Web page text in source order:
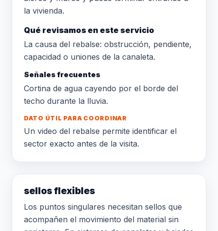
la vivienda.
Qué revisamos en este servicio
La causa del rebalse: obstrucción, pendiente,
capacidad o uniones de la canaleta.
Señales frecuentes
Cortina de agua cayendo por el borde del
techo durante la lluvia.
DATO ÚTIL PARA COORDINAR
Un video del rebalse permite identificar el
sector exacto antes de la visita.
sellos flexibles
Los puntos singulares necesitan sellos que
acompañen el movimiento del material sin